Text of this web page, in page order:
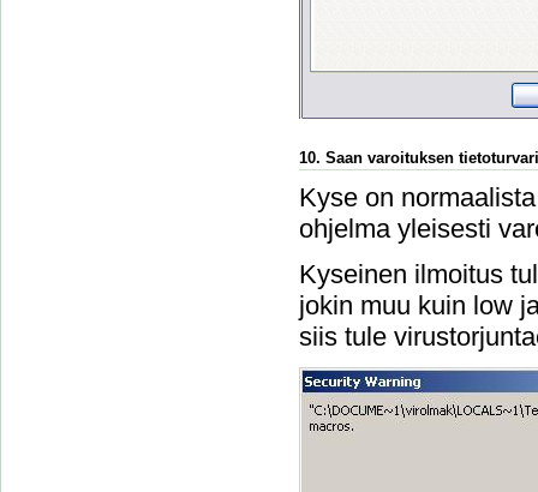
10. Saan varoituksen
Kyse on
ohjelma yleisesti
Kyseinen ilmoitus
jokin muu kuin low
siis tule